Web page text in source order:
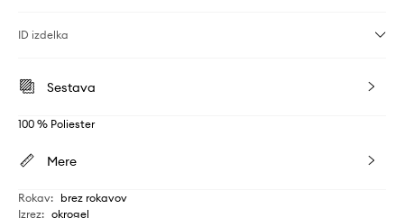
ID izdelka
Sestava
100 % Poliester
Mere
Rokav: brez rokavov
Izrez: okrogel